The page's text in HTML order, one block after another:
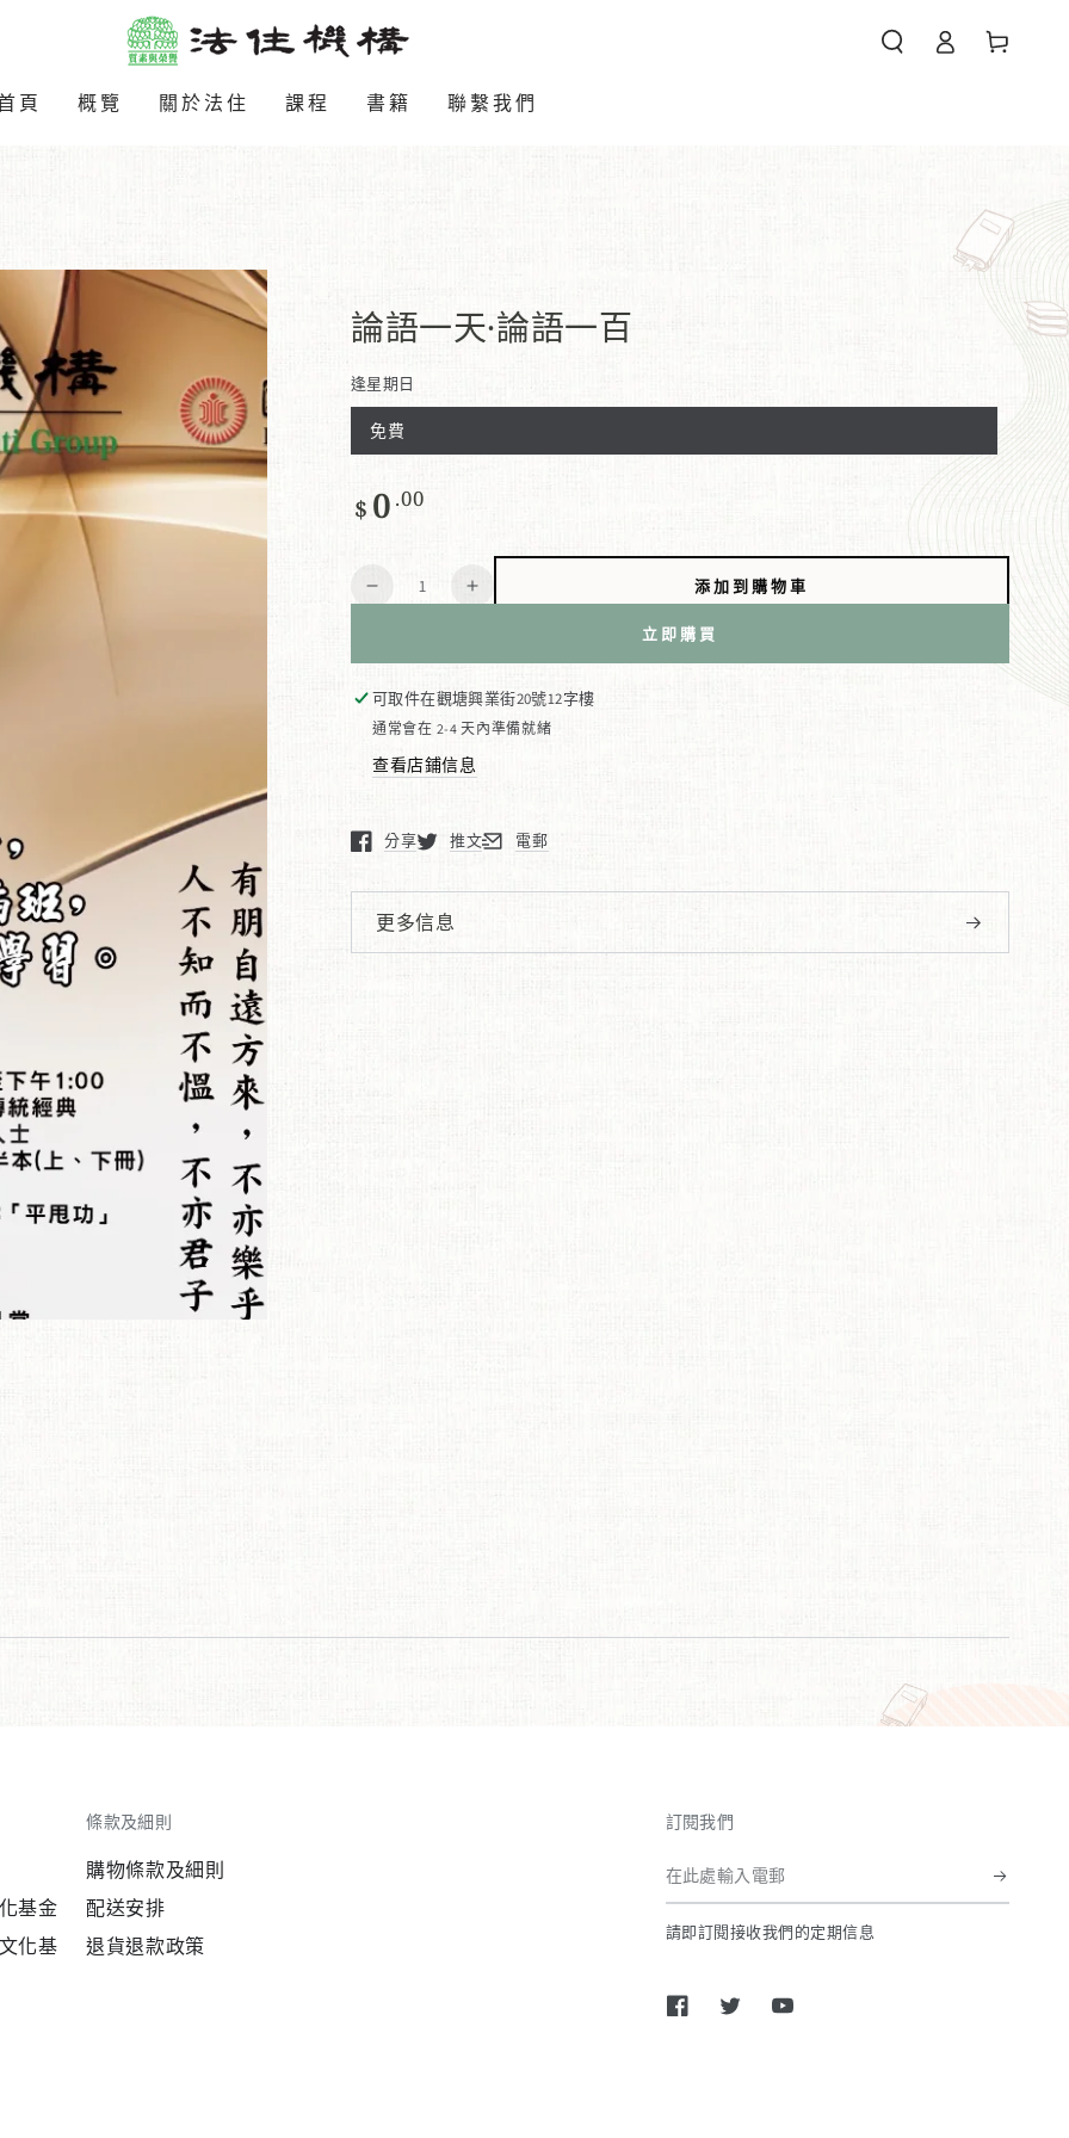
頁 概覽 關於法住 課程 書籍 聯繫我們
錄
物
論語一天·論語一百
逢星期日
免費
正
價
格
$ 0 .00
數
減
數
量
論
語
一
增
數
量
論
語
·
添加到購物車
立即購買
可取件在觀塘興業街20號12字樓
通常會在 2-4 天內準備就緒
查看店鋪信息
分享
在新窗口中打開。
推文
在新窗口中打開。
電郵
在新窗口中打開。
更多信息
查看圖片
基金
化基
條款及細則
購物條款及細則
配送安排
退貨退款政策
訂閱我們
在
此
處
入
請即訂閱接收我們的定期信息
臉書 推特 優兔